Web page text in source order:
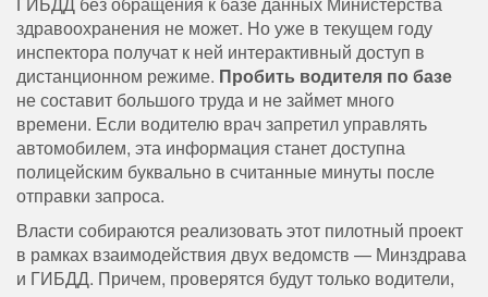
здравоохранения не может. Но уже в текущем году
инспектора получат к ней интерактивный доступ в
дистанционном режиме. Пробить водителя по базе
не составит большого труда и не займет много
времени. Если водителю врач запретил управлять
автомобилем, эта информация станет доступна
полицейским буквально в считанные минуты после
отправки запроса.
Власти собираются реализовать этот пилотный проект
в рамках взаимодействия двух ведомств — Минздрава
и ГИБДД. Причем, проверятся будут только водители,